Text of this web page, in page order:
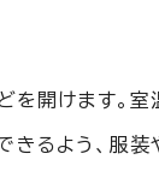
を開けます。
るよう、服装